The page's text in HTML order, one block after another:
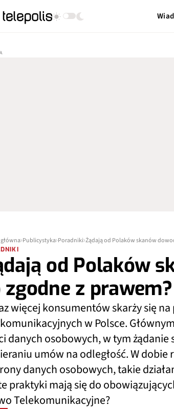
Publicystyka Poradniki Żądają od Polaków skanów
od Polaków
z
więcej konsumentów skarży się
w Polsce.
danych osobowych, w tym
umów na odległość. W
danych osobowych, takie
praktyki mają się do
Telekomunikacyjne?